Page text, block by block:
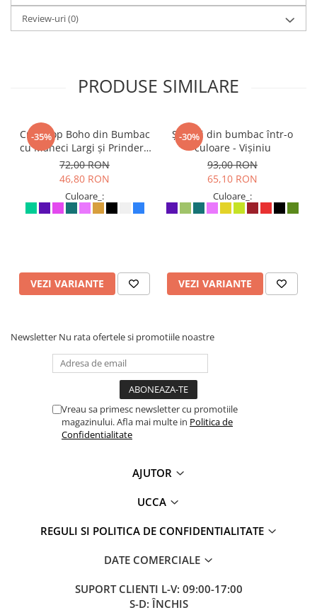
Review-uri(0)
PRODUSE SIMILARE
-35%
Crop Top Boho din Bumbac
cu Mâneci Largi și Prindere
în Față - Mentă
72,00 RON
46,80 RON
Culoare_:
VEZI VARIANTE
-30%
Șalvari din bumbac într-o
culoare - Vișiniu
93,00 RON
65,10 RON
Culoare_:
VEZI VARIANTE
Newsletter Nu rata ofertele si promotiile noastre
Vreau sa primesc newsletter cu promotiile
magazinului. Afla mai multe in Politica de
Confidentialitate
AJUTOR
UCCA
REGULI SI POLITICA DE CONFIDENTIALITATE
DATE COMERCIALE
SUPORT CLIENTI L-V: 09:00-17:00
S-D: ÎNCHIS